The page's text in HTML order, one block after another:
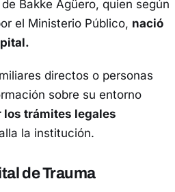
Bakke Agüero, quien según
el Ministerio Público, nació
directos o personas
sobre su entorno
los trámites legales
la institución.
de Trauma